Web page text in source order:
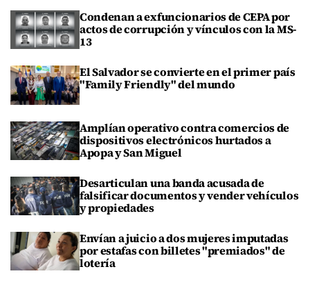
Condenan a exfuncionarios de CEPA por
actos de corrupción y vínculos con la MS-
13
El Salvador se convierte en el primer país
"Family Friendly" del mundo
Amplían operativo contra comercios de
dispositivos electrónicos hurtados a
Apopa y San Miguel
Desarticulan una banda acusada de
falsificar documentos y vender vehículos
y propiedades
Envían a juicio a dos mujeres imputadas
por estafas con billetes "premiados" de
lotería